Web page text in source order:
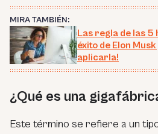
MIRA TAMBIÉN:
Las regla de las 5
éxito de Elon
aplicarla!
¿Qué es una
Este término se refiere a un